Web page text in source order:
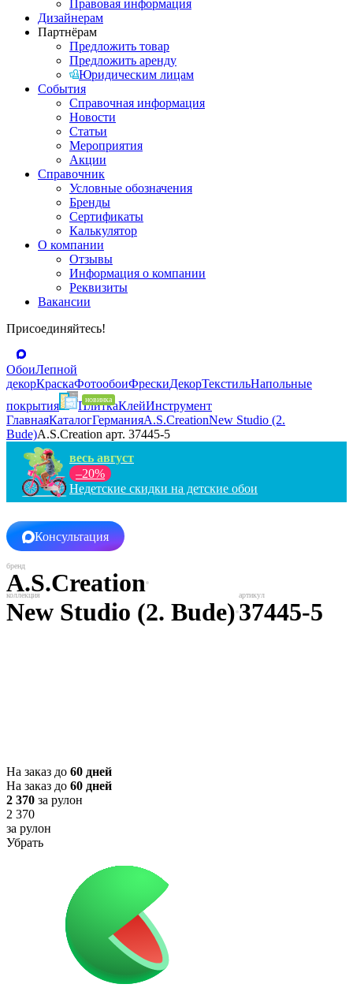
Правовая информация
Дизайнерам
Партнёрам
Предложить товар
Предложить аренду
Юридическим лицам
События
Справочная информация
Новости
Статьи
Мероприятия
Акции
Справочник
Условные обозначения
Бренды
Сертификаты
Калькулятор
О компании
Отзывы
Информация о компании
Реквизиты
Вакансии
Присоединяйтесь!
ОбоиЛепной
декорКраскаФотообоиФрескиДекорТекстильНапольные
покрытия
ПлиткаКлейИнструмент
ГлавнаяКаталогГерманияA.S.CreationNew Studio (2.
Bude)A.S.Creation арт. 37445-5
весь август
–20%
Недетские скидки на детские обои
Консультация
A.S.Creation
New Studio (2. Bude)37445-5
На заказ до 60 дней
На заказ до 60 дней
2 370 за рулон
2 370
за рулон
Убрать